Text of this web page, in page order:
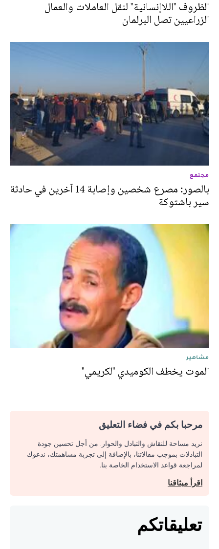
الظروف "اللاإنسانية" لنقل العاملات والعمال
الزراعيين تصل البرلمان
مجتمع
بالصور: مصرع شخصين وإصابة 14 آخرين في حادثة
سير باشتوكة
مشاهير
الموت يخطف الكوميدي "لكريمي"
مرحبا بكم في فضاء التعليق
نريد مساحة للنقاش والتبادل والحوار. من أجل تحسين جودة
التبادلات بموجب مقالاتنا، بالإضافة إلى تجربة مساهمتك، ندعوك
لمراجعة قواعد الاستخدام الخاصة بنا.
اقرأ ميثاقنا
تعليقاتكم